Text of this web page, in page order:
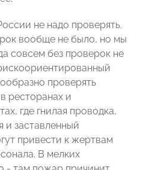
не надо проверять.
вообще не было, но мы
совсем без проверок не
проверять
ресторанах и
где гнилая проводка,
и заставленный
привести к жертвам
В мелких